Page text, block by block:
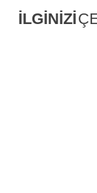
İLGİNİZİ